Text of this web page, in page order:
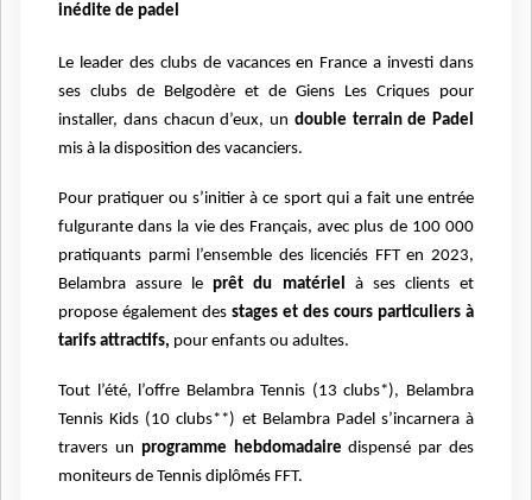
inédite de padel
Le leader des clubs de vacances en France a investi dans
ses clubs de Belgodère et de Giens Les Criques pour
installer, dans chacun d’eux, un double terrain de Padel
mis à la disposition des vacanciers.
Pour pratiquer ou s’initier à ce sport qui a fait une entrée
fulgurante dans la vie des Français, avec plus de 100 000
pratiquants parmi l’ensemble des licenciés FFT en 2023,
Belambra assure leprêt du matériel à ses clients et
propose également des stages et des cours particuliers à
tarifs attractifs, pour enfants ou adultes.
Tout l’été, l’offre Belambra Tennis (13 clubs*), Belambra
Tennis Kids (10 clubs**) et Belambra Padel s’incarnera à
travers un programme hebdomadaire dispensé par des
moniteurs de Tennis diplômés FFT.